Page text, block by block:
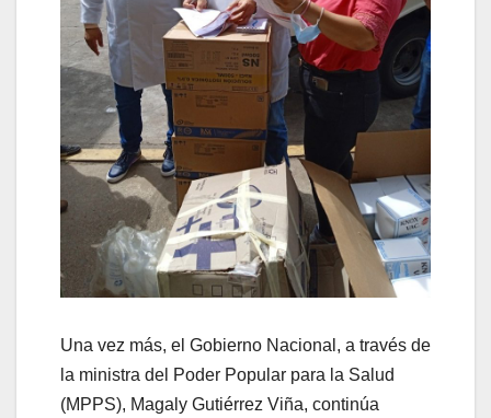
Una vez más, el Gobierno Nacional, a través de
la ministra del Poder Popular para la Salud
(MPPS), Magaly Gutiérrez Viña, continúa